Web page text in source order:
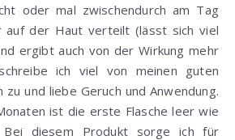
oder mal zwischendurch am Tag
auf der Haut verteilt (lässt sich viel
ergibt auch von der Wirkung mehr
ich viel von meinen guten
und liebe Geruch und Anwendung.
ist die erste Flasche leer wie
diesem Produkt sorge ich für